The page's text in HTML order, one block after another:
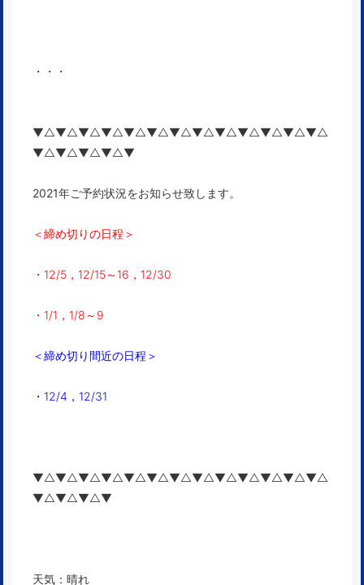
・・・
▼△▼△▼△▼△▼△▼△▼△▼△▼△▼△▼△▼△▼△
▼△▼△▼△▼△▼
2021年ご予約状況をお知らせ致します。
＜締め切りの日程＞
・12/5，12/15～16，12/30
・1/1，1/8～9
＜締め切り間近の日程＞
・12/4，12/31
▼△▼△▼△▼△▼△▼△▼△▼△▼△▼△▼△▼△▼△
▼△▼△▼△▼
天気：晴れ